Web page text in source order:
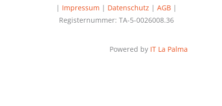
| Impressum | Datenschutz | AGB |
Registernummer: TA-5-0026008.36
Powered by IT La Palma